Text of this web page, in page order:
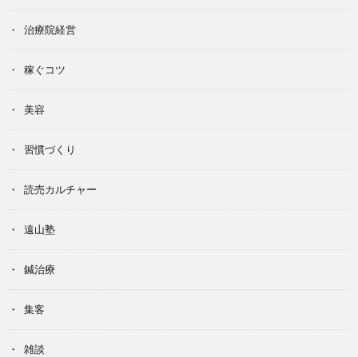
治療院経営
稼ぐコツ
美容
習慣づくり
読売カルチャー
遠山塾
鍼治療
集客
雑談